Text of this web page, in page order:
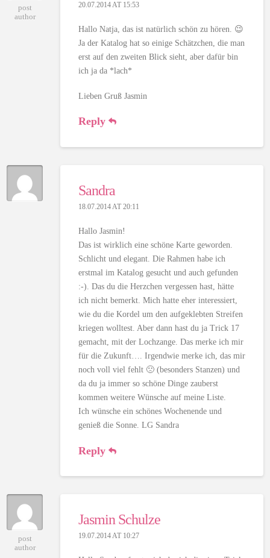
post
author
20.07.2014 AT 15:53
Hallo Natja, das ist natürlich schön zu hören. 😉
Ja der Katalog hat so einige Schätzchen, die man
erst auf den zweiten Blick sieht, aber dafür bin
ich ja da *lach*
Lieben Gruß Jasmin
Reply
Sandra
18.07.2014 AT 20:11
Hallo Jasmin!
Das ist wirklich eine schöne Karte geworden.
Schlicht und elegant. Die Rahmen habe ich
erstmal im Katalog gesucht und auch gefunden
:-). Das du die Herzchen vergessen hast, hätte
ich nicht bemerkt. Mich hatte eher interessiert,
wie du die Kordel um den aufgeklebten Streifen
kriegen wolltest. Aber dann hast du ja Trick 17
gemacht, mit der Lochzange. Das merke ich mir
für die Zukunft…. Irgendwie merke ich, das mir
noch voll viel fehlt 🙁 (besonders Stanzen) und
da du ja immer so schöne Dinge zauberst
kommen weitere Wünsche auf meine Liste.
Ich wünsche ein schönes Wochenende und
genieß die Sonne. LG Sandra
Reply
post
author
Jasmin Schulze
19.07.2014 AT 10:27